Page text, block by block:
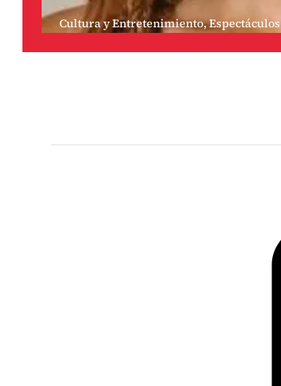
Cultura y Entretenimiento,Espectáculos